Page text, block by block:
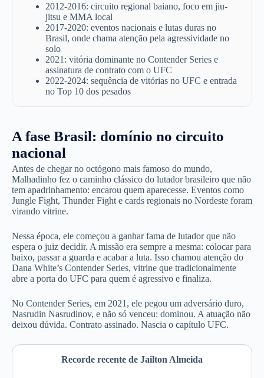
2012-2016: circuito regional baiano, foco em jiu-
jitsu e MMA local
2017-2020: eventos nacionais e lutas duras no
Brasil, onde chama atenção pela agressividade no
solo
2021: vitória dominante no Contender Series e
assinatura de contrato com o UFC
2022-2024: sequência de vitórias no UFC e entrada
no Top 10 dos pesados
A fase Brasil: domínio no circuito
nacional
Antes de chegar no octógono mais famoso do mundo,
Malhadinho fez o caminho clássico do lutador brasileiro que não
tem apadrinhamento: encarou quem aparecesse. Eventos como
Jungle Fight, Thunder Fight e cards regionais no Nordeste foram
virando vitrine.
Nessa época, ele começou a ganhar fama de lutador que não
espera o juiz decidir. A missão era sempre a mesma: colocar para
baixo, passar a guarda e acabar a luta. Isso chamou atenção do
Dana White’s Contender Series, vitrine que tradicionalmente
abre a porta do UFC para quem é agressivo e finaliza.
No Contender Series, em 2021, ele pegou um adversário duro,
Nasrudin Nasrudinov, e não só venceu: dominou. A atuação não
deixou dúvida. Contrato assinado. Nascia o capítulo UFC.
Recorde recente de Jailton Almeida